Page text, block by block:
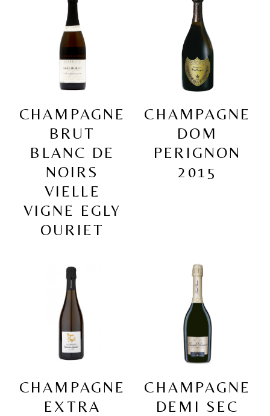
CHAMPAGNE
BRUT
BLANC DE
NOIRS
VIELLE
VIGNE EGLY
OURIET
CHAMPAGNE
DOM
PERIGNON
2015
CHAMPAGNE
EXTRA
CHAMPAGNE
DEMI SEC